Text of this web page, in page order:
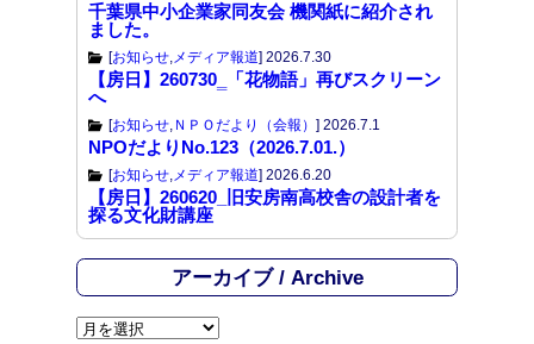
千葉県中小企業家同友会 機関紙に紹介され
ました。
[お知らせ,メディア報道] 2026.7.30
【房日】260730‗「花物語」再びスクリーン
へ
[お知らせ,ＮＰＯだより（会報） ] 2026.7.1
NPOだよりNo.123（2026.7.01.）
[お知らせ,メディア報道] 2026.6.20
【房日】260620_旧安房南高校舎の設計者を
探る文化財講座
アーカイブ / Archive
ア